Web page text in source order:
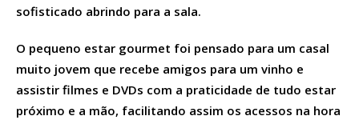
sofisticado abrindo para a sala.
O pequeno estar gourmet foi pensado para um casal
muito jovem que recebe amigos para um vinho e
assistir filmes e DVDs com a praticidade de tudo estar
próximo e a mão, facilitando assim os acessos na hora